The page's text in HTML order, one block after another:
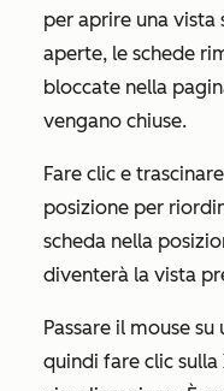
per aprire una vista
aperte, le schede
bloccate nella
vengano chiuse.
Fare clic e
posizione per
scheda nella
diventerà la vista
Passare il mouse
quindi fare clic sulla